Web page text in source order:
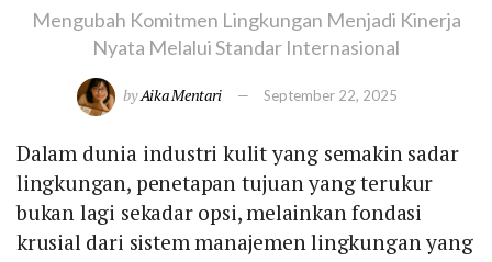
Mengubah Komitmen Lingkungan Menjadi Kinerja
Nyata Melalui Standar Internasional
byAika Mentari September 22, 2025
Dalam dunia industri kulit yang semakin sadar
lingkungan, penetapan tujuan yang terukur
bukan lagi sekadar opsi, melainkan fondasi
krusial dari sistem manajemen lingkungan yang